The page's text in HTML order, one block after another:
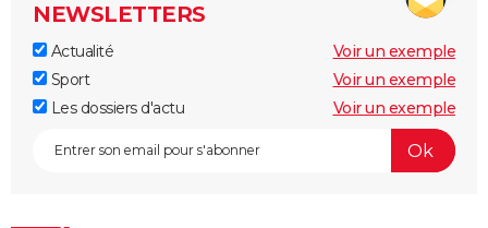
NEWSLETTERS
Actualité
Voir un exemple
Sport
Voir un exemple
Les dossiers d'actu
Voir un exemple